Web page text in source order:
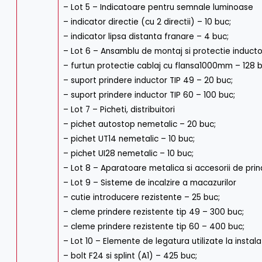
– Lot 5 – Indicatoare pentru semnale luminoase
– indicator directie (cu 2 directii) – 10 buc;
– indicator lipsa distanta franare – 4 buc;
– Lot 6 – Ansamblu de montaj si protectie
– furtun protectie cablaj cu flansa1000mm – 128
– suport prindere inductor TIP 49 – 20 buc;
– suport prindere inductor TIP 60 – 100 buc;
– Lot 7 – Picheti, distribuitori
– pichet autostop nemetalic – 20 buc;
– pichet UT14 nemetalic – 10 buc;
– pichet UI28 nemetalic – 10 buc;
– Lot 8 – Aparatoare metalica si accesorii de
– Lot 9 – Sisteme de incalzire a macazurilor
– cutie introducere rezistente – 25 buc;
– cleme prindere rezistente tip 49 – 300 buc;
– cleme prindere rezistente tip 60 – 400 buc;
– Lot 10 – Elemente de legatura utilizate la
– bolt F24 si splint (A1) – 425 buc;